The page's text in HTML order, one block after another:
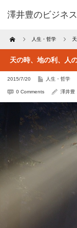
澤井豊のビジネ
Home 人生・哲学
天の時、地の利、人
2015/7/20 人生・哲学
0 Comments 澤井豊